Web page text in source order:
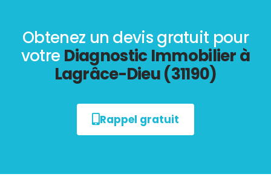
Obtenez un devis gratuit pour
votre Diagnostic Immobilier à
Lagrâce-Dieu (31190)
Rappel gratuit